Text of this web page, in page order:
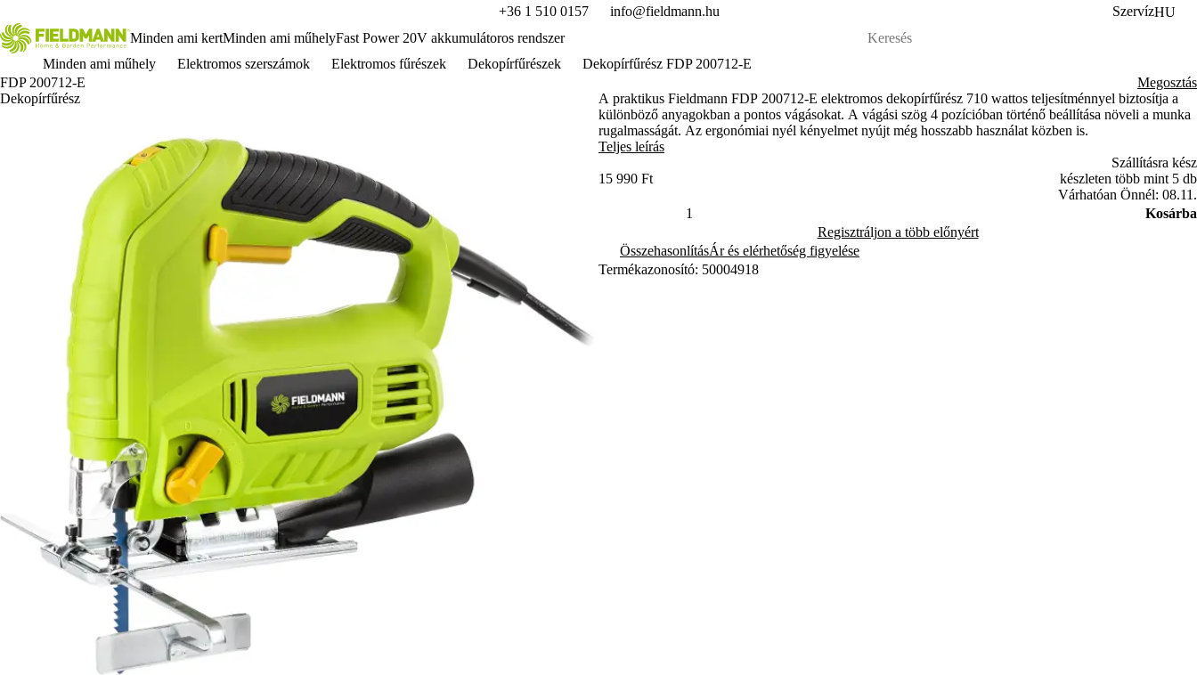
+36 1 510 0157 info@fieldmann.hu SzervízHU
Minden ami kertMinden ami műhelyFast Power 20V akkumulátoros rendszer
Minden ami műhely
Elektromos szerszámok Elektromos fűrészek Dekopírfűrészek
Dekopírfűrész FDP 200712-E
FDP 200712-E
Dekopírfűrész
Megosztás
A praktikus Fieldmann FDP 200712-E elektromos dekopírfűrész 710 wattos teljesítménnyel biztosítja a
különböző anyagokban a pontos vágásokat. A vágási szög 4 pozícióban történő beállítása növeli a munka
rugalmasságát. Az ergonómiai nyél kényelmet nyújt még hosszabb használat közben is.
Teljes leírás
15 990 Ft
Szállításra kész
készleten több mint 5 db
Várhatóan Önnél: 08.11.
Kosárba
Regisztráljon a több előnyért
ÖsszehasonlításÁr és elérhetőség figyelése
Termékazonosító: 50004918